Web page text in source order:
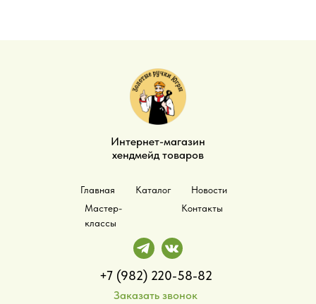
Интернет-магазин
хендмейд товаров
Главная Каталог
Новости
Мастер-
классы
Контакты
+7 (982) 220-58-82
Заказать звонок